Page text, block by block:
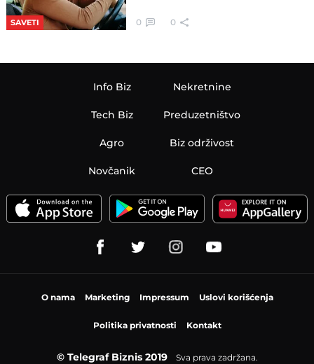
SAVETI 0 0
Info Biz
Tech Biz
Agro
Nekretnine
Preduzetništvo
Biz održivost
Novčanik CEO
O nama Marketing Impressum Uslovi korišćenja
Politika privatnosti Kontakt
© Telegraf Biznis 2019 Sva prava zadržana.